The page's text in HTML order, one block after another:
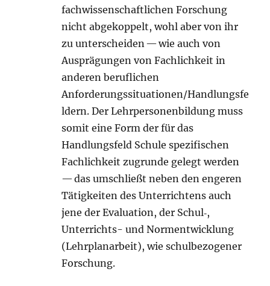
fachwissenschaftlichen Forschung
nicht abgekoppelt, wohl aber von ihr
zu unterscheiden — wie auch von
Ausprägungen von Fachlichkeit in
anderen beruflichen
Anforderungssituationen/Handlungsfe
ldern. Der Lehrpersonenbildung muss
somit eine Form der für das
Handlungsfeld Schule spezifischen
Fachlichkeit zugrunde gelegt werden
— das umschließt neben den engeren
Tätigkeiten des Unterrichtens auch
jene der Evaluation, der Schul‑,
Unterrichts- und Normentwicklung
(Lehrplanarbeit), wie schulbezogener
Forschung.